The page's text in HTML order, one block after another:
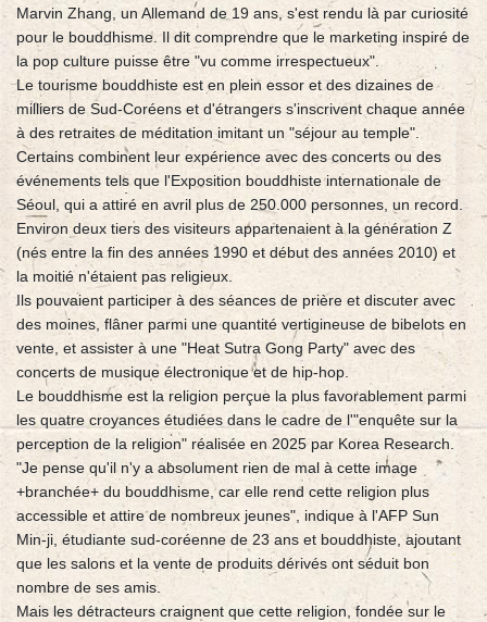
Marvin Zhang, un Allemand de 19 ans, s'est rendu là par curiosité
pour le bouddhisme. Il dit comprendre que le marketing inspiré de
la pop culture puisse être "vu comme irrespectueux".
Le tourisme bouddhiste est en plein essor et des dizaines de
milliers de Sud-Coréens et d'étrangers s'inscrivent chaque année
à des retraites de méditation imitant un "séjour au temple".
Certains combinent leur expérience avec des concerts ou des
événements tels que l'Exposition bouddhiste internationale de
Séoul, qui a attiré en avril plus de 250.000 personnes, un record.
Environ deux tiers des visiteurs appartenaient à la génération Z
(nés entre la fin des années 1990 et début des années 2010) et
la moitié n'étaient pas religieux.
Ils pouvaient participer à des séances de prière et discuter avec
des moines, flâner parmi une quantité vertigineuse de bibelots en
vente, et assister à une "Heat Sutra Gong Party" avec des
concerts de musique électronique et de hip-hop.
Le bouddhisme est la religion perçue la plus favorablement parmi
les quatre croyances étudiées dans le cadre de l'"enquête sur la
perception de la religion" réalisée en 2025 par Korea Research.
"Je pense qu'il n'y a absolument rien de mal à cette image
+branchée+ du bouddhisme, car elle rend cette religion plus
accessible et attire de nombreux jeunes", indique à l'AFP Sun
Min-ji, étudiante sud-coréenne de 23 ans et bouddhiste, ajoutant
que les salons et la vente de produits dérivés ont séduit bon
nombre de ses amis.
Mais les détracteurs craignent que cette religion, fondée sur le